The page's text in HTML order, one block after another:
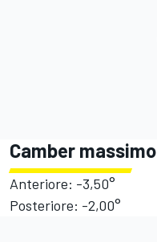
Camber massimo
Anteriore: -3,50°
Posteriore: -2,00°